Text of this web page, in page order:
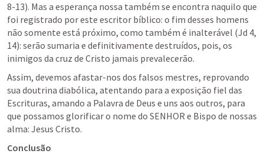
8-13). Mas a esperança nossa também se encontra naquilo que
foi registrado por este escritor bíblico: o fim desses homens
não somente está próximo, como também é inalterável (Jd 4
14): serão sumaria e definitivamente destruídos, pois, os
inimigos da cruz de Cristo jamais prevalecerão.
Assim, devemos afastar-nos dos falsos mestres, reprovando
sua doutrina diabólica, atentando para a exposição fiel das
Escrituras, amando a Palavra de Deus e uns aos outros, para
que possamos glorificar o nome do SENHOR e Bispo de nossas
alma: Jesus Cristo.
Conclusão